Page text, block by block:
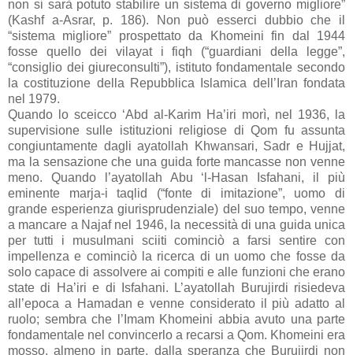
non si sarà potuto stabilire un sistema di governo migliore”
(Kashf a-Asrar, p. 186). Non può esserci dubbio che il
“sistema migliore” prospettato da Khomeini fin dal 1944
fosse quello dei vilayat i fiqh (“guardiani della legge”,
“consiglio dei giureconsulti”), istituto fondamentale secondo
la costituzione della Repubblica Islamica dell’Iran fondata
nel 1979.
Quando lo sceicco ‘Abd al-Karim Ha’iri morì, nel 1936, la
supervisione sulle istituzioni religiose di Qom fu assunta
congiuntamente dagli ayatollah Khwansari, Sadr e Hujjat,
ma la sensazione che una guida forte mancasse non venne
meno. Quando l’ayatollah Abu ‘l-Hasan Isfahani, il più
eminente marja-i taqlid (“fonte di imitazione”, uomo di
grande esperienza giurisprudenziale) del suo tempo, venne
a mancare a Najaf nel 1946, la necessità di una guida unica
per tutti i musulmani sciiti cominciò a farsi sentire con
impellenza e cominciò la ricerca di un uomo che fosse da
solo capace di assolvere ai compiti e alle funzioni che erano
state di Ha’iri e di Isfahani. L’ayatollah Burujirdi risiedeva
all’epoca a Hamadan e venne considerato il più adatto al
ruolo; sembra che l’Imam Khomeini abbia avuto una parte
fondamentale nel convincerlo a recarsi a Qom. Khomeini era
mosso, almeno in parte, dalla speranza che Burujirdi non